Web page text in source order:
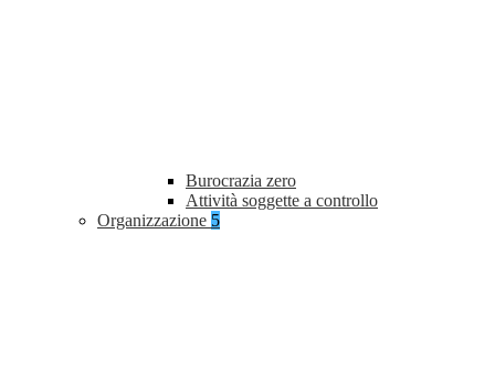
Burocrazia zero
Attività soggette a controllo
Organizzazione 5